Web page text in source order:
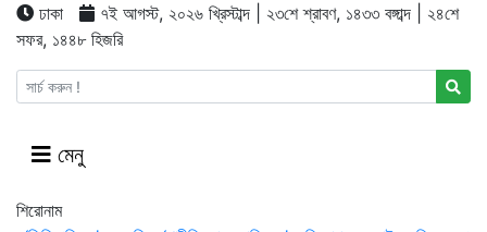
ঢাকা
৭ই আগস্ট, ২০২৬ খ্রিস্টাব্দ | ২৩শে শ্রাবণ, ১৪৩৩ বঙ্গাব্দ | ২৪শে
সফর, ১৪৪৮ হিজরি
মেনু
শিরোনাম